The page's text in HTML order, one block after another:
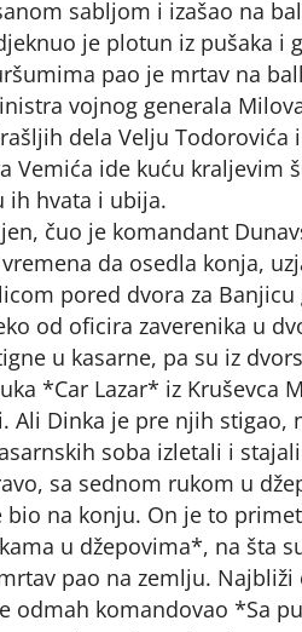
sabljom i izašao na
je plotun iz pušaka i
pao je mrtav na
vojnog generala
dela Velju Todorovića
ide kuću kraljevim
ih hvata i ubija.
čuo je komandant
da osedla konja,
pored dvora za Banjicu
od oficira zaverenika u
u kasarne, pa su iz
*Car Lazar* iz Kruševca
Ali Dinka je pre njih stigao,
soba izletali i
sa sednom rukom u
na konju. On je to
u džepovima*, na šta
pao na zemlju.
komandovao *Sa